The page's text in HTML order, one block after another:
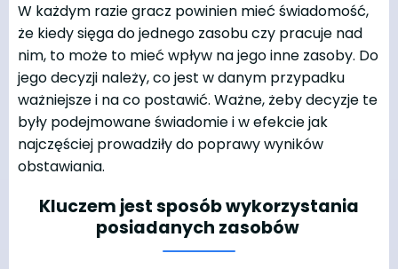
W każdym razie gracz powinien mieć świadomość,
że kiedy sięga do jednego zasobu czy pracuje nad
nim, to może to mieć wpływ na jego inne zasoby. Do
jego decyzji należy, co jest w danym przypadku
ważniejsze i na co postawić. Ważne, żeby decyzje te
były podejmowane świadomie i w efekcie jak
najczęściej prowadziły do poprawy wyników
obstawiania.
Kluczem jest sposób wykorzystania
posiadanych zasobów